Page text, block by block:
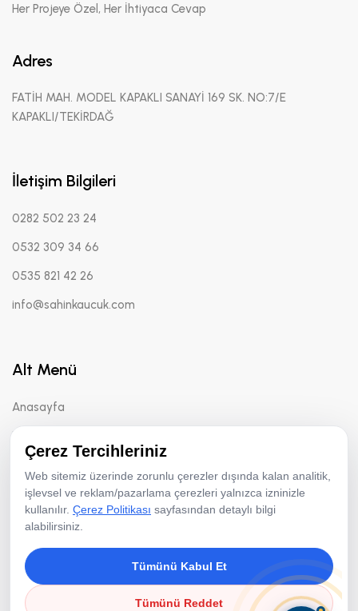
Her Projeye Özel, Her İhtiyaca Cevap
Adres
FATİH MAH. MODEL KAPAKLI SANAYİ 169 SK. NO:7/E
KAPAKLI/TEKİRDAĞ
İletişim Bilgileri
0282 502 23 24
0532 309 34 66
0535 821 42 26
info@sahinkaucuk.com
Alt Menü
Anasayfa
Hakkımızda
Makinelerimiz
Hammaddeler
Çerez Politikası
Çerez Tercihleriniz
Web sitemiz üzerinde zorunlu çerezler dışında kalan analitik,
işlevsel ve reklam/pazarlama çerezleri yalnızca izninizle
kullanılır. Çerez Politikası sayfasından detaylı bilgi
alabilirsiniz.
Tümünü Kabul Et
Tümünü Reddet